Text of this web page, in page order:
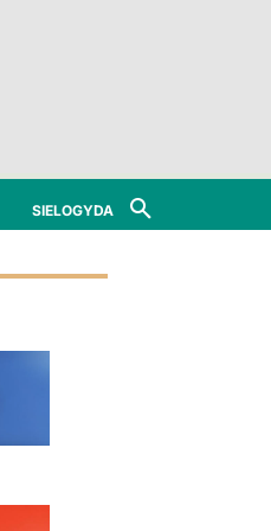
SIELOGYDA